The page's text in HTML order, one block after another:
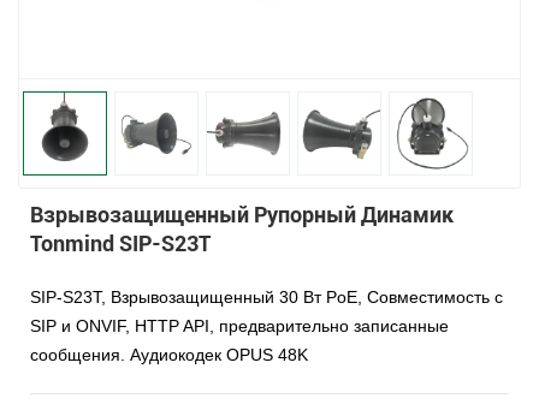
Взрывозащищенный Рупорный Динамик
Tonmind SIP-S23T
SIP-S23T, Взрывозащищенный 30 Вт PoE, Совместимость с
SIP и ONVIF, HTTP API, предварительно записанные
сообщения. Аудиокодек OPUS 48K